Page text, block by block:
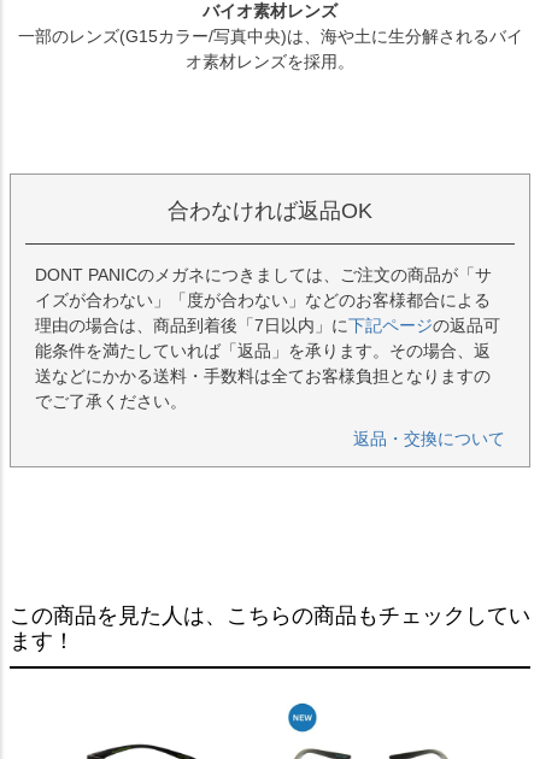
バイオ素材レンズ
一部のレンズ(G15カラー/写真中央)は、海や土に生分解されるバイ
オ素材レンズを採用。
合わなければ返品OK
DONT PANICのメガネにつきましては、ご注文の商品が「サ
イズが合わない」「度が合わない」などのお客様都合による
理由の場合は、商品到着後「7日以内」に下記ページの返品可
能条件を満たしていれば「返品」を承ります。その場合、返
送などにかかる送料・手数料は全てお客様負担となりますの
でご了承ください。
返品・交換について
この商品を見た人は、こちらの商品もチェックしてい
ます！